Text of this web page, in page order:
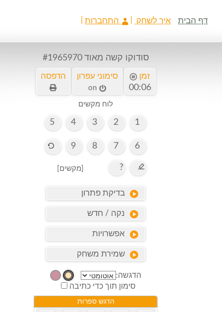
דף הבית איך לשחק התחברות
סודוקו קשה מאוד #1965970
זמן
00:06
סימוני עפרון
on
הדפסה
לוח מקשים
1
2
3
4
5
6
7
8
9
? [מקשים]
בדיקת פתרון
נקה / חדש
אפשרויות
שמירת משחק
הדגשה:
סימון תוך כדי כתיבה
הדגש ספרות